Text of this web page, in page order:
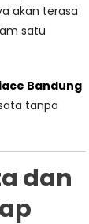
akan terasa
satu
Bandung
tanpa
dan